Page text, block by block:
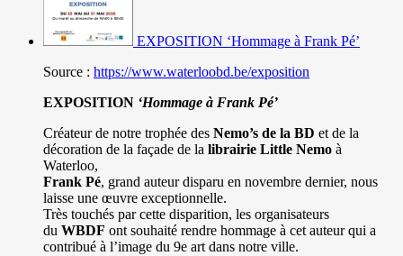
EXPOSITION ‘Hommage à Frank Pé’
Source : https://www.waterloobd.be/exposition
EXPOSITION ‘Hommage à Frank Pé’
Créateur de notre trophée des Nemo’s de la BD et de la
décoration de la façade de la librairie Little Nemo à
Waterloo,
Frank Pé, grand auteur disparu en novembre dernier, nous
laisse une œuvre exceptionnelle.
Très touchés par cette disparition, les organisateurs
du WBDF ont souhaité rendre hommage à cet auteur qui a
contribué à l’image du 9e art dans notre ville.